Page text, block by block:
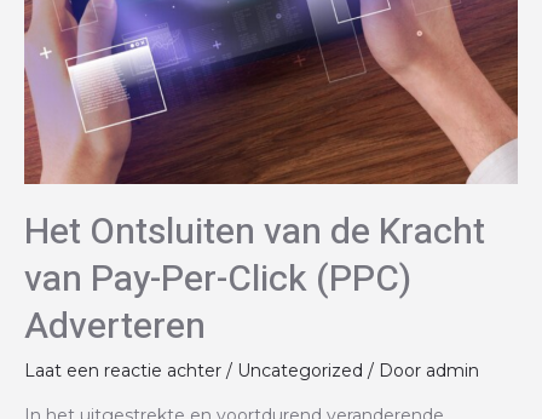
Het Ontsluiten van de Kracht
van Pay-Per-Click (PPC)
Adverteren
Laat een reactie achter / Uncategorized / Door admin